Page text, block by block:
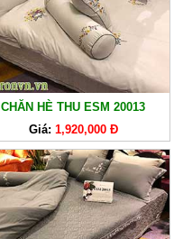
CHĂN HÈ THU ESM 20013
Giá: 1,920,000 Đ